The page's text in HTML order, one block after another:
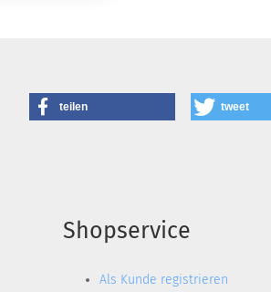
teilen tweet
Shopservice
Als Kunde registrieren